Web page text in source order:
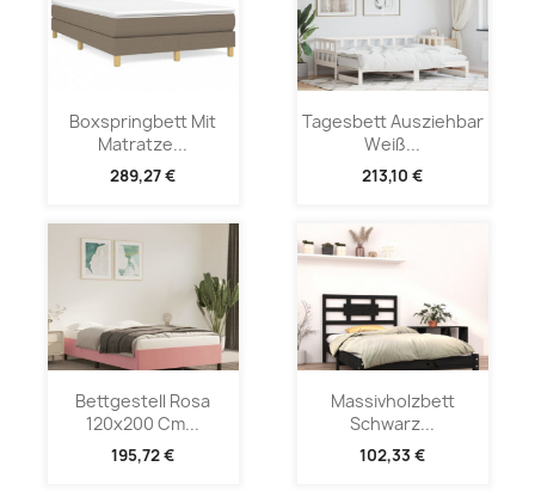
Boxspringbett Mit
Matratze...
289,27 €
Tagesbett Ausziehbar
Weiß...
213,10 €
Bettgestell Rosa
120x200 Cm...
195,72 €
Massivholzbett
Schwarz...
102,33 €